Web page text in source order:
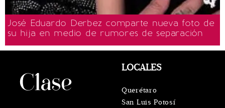
José Eduardo Derbez comparte nueva foto de
su hija en medio de rumores de separación
LOCALES
Querétaro
San Luis Potosí